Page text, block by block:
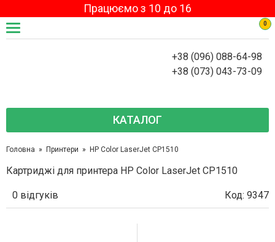
Працюємо з 10 до 16
0
+38 (096) 088-64-98
+38 (073) 043-73-09
КАТАЛОГ
Головна Принтери HP Color LaserJet CP1510
Картриджі для принтера HP Color LaserJet CP1510
0 відгуків Код: 9347